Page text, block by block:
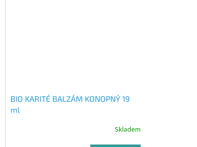
BIO KARITÉ BALZÁM KONOPNÝ 19
ml
Skladem